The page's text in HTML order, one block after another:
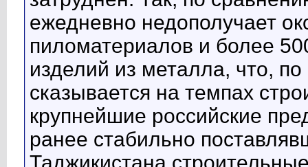
ежедневно недополучает
пиломатериалов и более
изделий из металла, что,
сказывается на темпах
крупнейшие российские
ранее стабильно